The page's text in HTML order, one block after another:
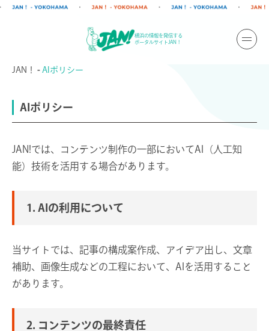
横浜の情報を発信する
ポータルサイトJAN！
JAN！ AIポリシー
AIポリシー
JAN!では、コンテンツ制作の一部においてAI（人工知
能）技術を活用する場合があります。
1. AIの利用について
当サイトでは、記事の構成案作成、アイデア出し、文章
補助、画像生成などの工程において、AIを活用すること
があります。
2. コンテンツの最終責任